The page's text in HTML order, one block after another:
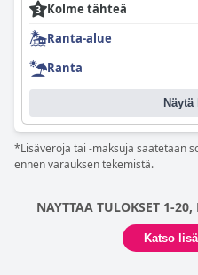
Kolme tähteä
Ranta-alue
Ranta
*Lisäveroja tai -maksuja saatetaan
ennen varauksen tekemistä.
NAYTTAA TULOKSET 1-
Katso